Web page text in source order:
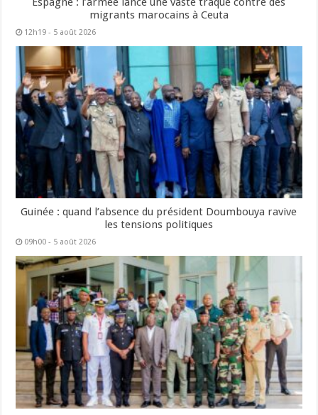
migrants marocains à Ceuta
12h19 - 5 août 2026
Guinée : quand l’absence du président Doumbouya ravive
les tensions politiques
09h00 - 5 août 2026